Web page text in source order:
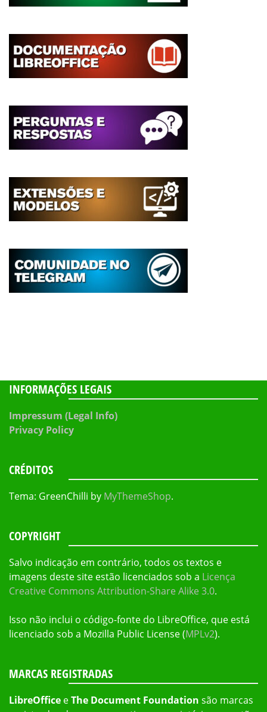
INFORMAÇÕES LEGAIS
Impressum (Legal Info)
Privacy Policy
CRÉDITOS
Tema: GreenChilli by MyThemeShop.
COPYRIGHT
Salvo indicação em contrário, todos os textos e
imagens deste site estão licenciados sob a Licença
Creative Commons Attribution-Share Alike 3.0.
Isso não inclui o código-fonte do LibreOffice, que está
licenciado sob a Mozilla Public License (MPLv2).
MARCAS REGISTRADAS
LibreOffice eThe Document Foundation são marcas